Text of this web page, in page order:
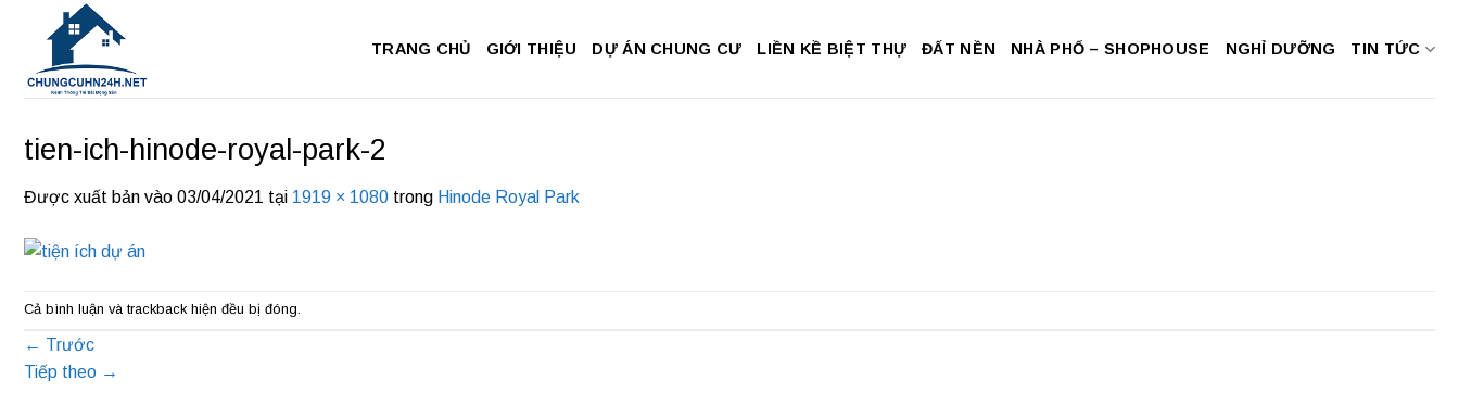
dung
TRANG CHỦ GIỚI THIỆU DỰ ÁN CHUNG CƯ LIỀN KỀ BIỆT THỰ ĐẤT NỀN NHÀ PHỐ – SHOPHOUSE NGHỈ DƯỠNG TIN TỨC
tien-ich-hinode-royal-park-2
Được xuất bản vào 03/04/2021 tại 1919 × 1080 trong Hinode Royal Park
Cả bình luận và trackback hiện đều bị đóng.
← Trước
Tiếp theo →